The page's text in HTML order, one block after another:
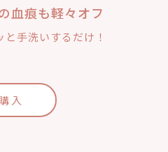
血痕も軽々オフ
手洗いするだけ！
購入